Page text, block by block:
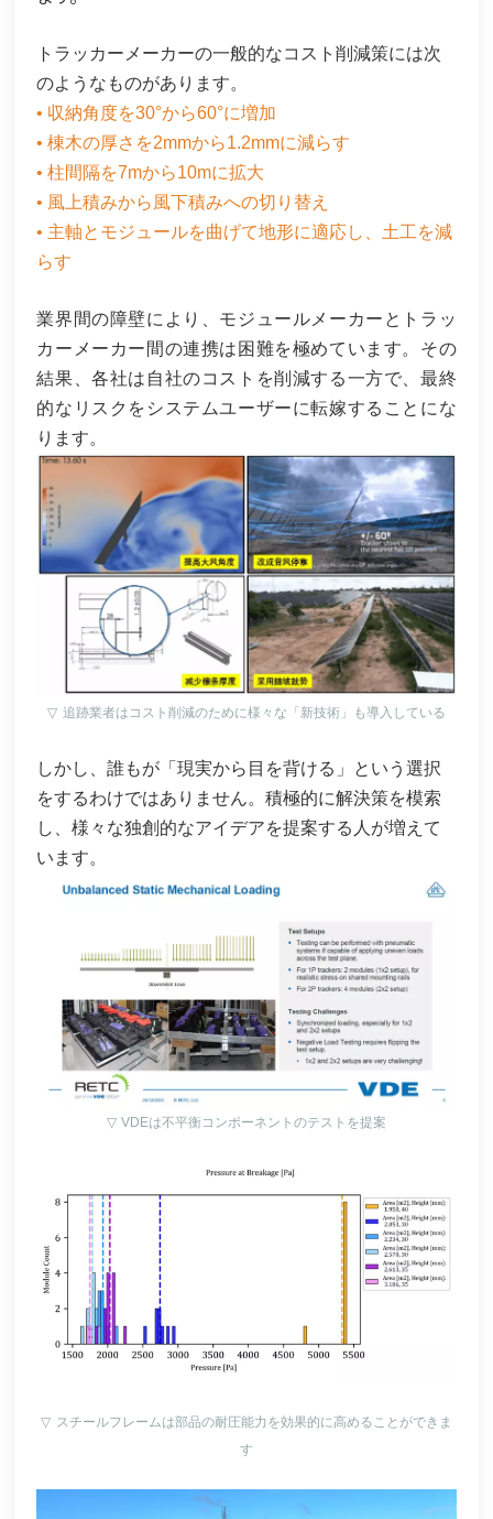
トラッカーメーカーの一般的なコスト削減策には次
のようなものがあります。
• 収納角度を30°から60°に増加
• 棟木の厚さを2mmから1.2mmに減らす
• 柱間隔を7mから10mに拡大
• 風上積みから風下積みへの切り替え
• 主軸とモジュールを曲げて地形に適応し、土工を減
らす
業界間の障壁により、モジュールメーカーとトラッ
カーメーカー間の連携は困難を極めています。その
結果、各社は自社のコストを削減する一方で、最終
的なリスクをシステムユーザーに転嫁することにな
ります。
▽ 追跡業者はコスト削減のために様々な「新技術」も導入している
しかし、誰もが「現実から目を背ける」という選択
をするわけではありません。積極的に解決策を模索
し、様々な独創的なアイデアを提案する人が増えて
います。
▽ VDEは不平衡コンポーネントのテストを提案
▽ スチールフレームは部品の耐圧能力を効果的に高めることができま
す